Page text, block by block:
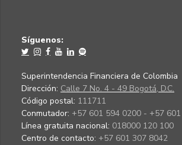
Síguenos:
Superintendencia Financiera de Colombia
Dirección: Calle 7 No. 4 - 49 Bogotá, D.C.
Código postal: 111711
Conmutador: +57 601 594 0200 - +57
Línea gratuita nacional: 018000 120 100
Centro de contacto: +57 601 307 8042